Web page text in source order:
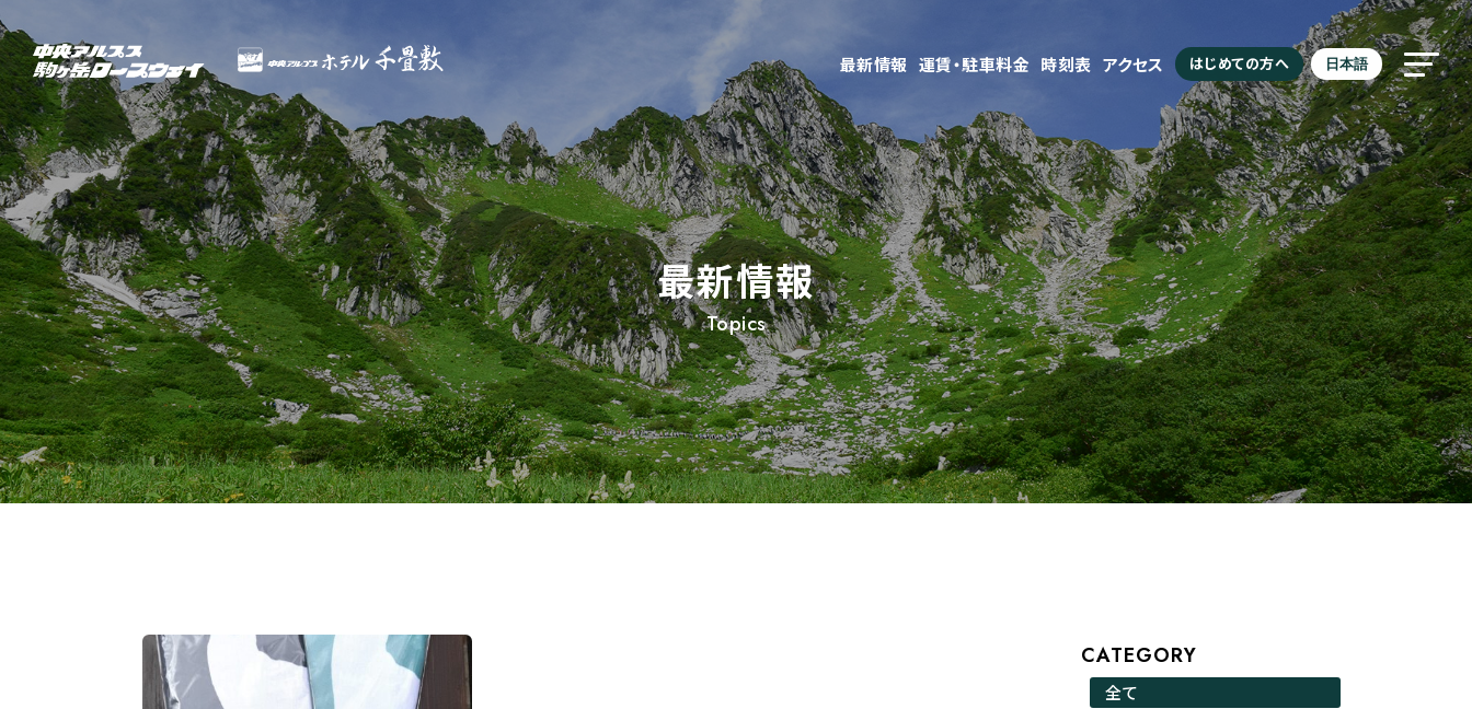
最新情報 運賃・駐車料金 時刻表 アクセス はじめての方へ 日本語
最新情報
Topics
CATEGORY
全て